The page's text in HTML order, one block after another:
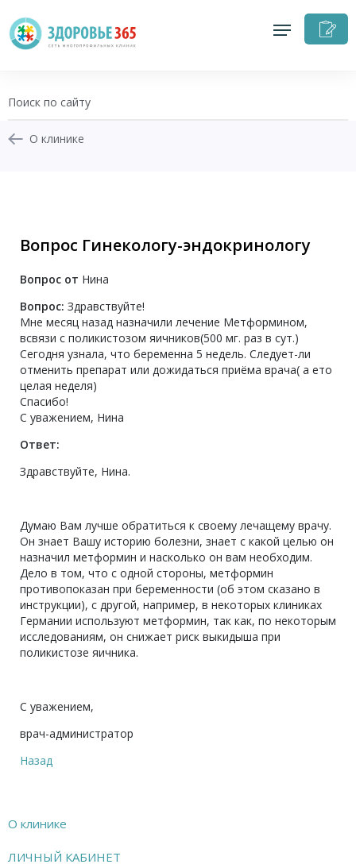
О клинике
Вопрос Гинекологу-эндокринологу
Вопрос от Нина
Вопрос: Здравствуйте!
Мне месяц назад назначили лечение Метформином,
всвязи с поликистозом яичников(500 мг. раз в сут.)
Сегодня узнала, что беременна 5 недель. Следует-ли
отменить препарат или дожидаться приёма врача( а ето
целая неделя)
Спасибо!
С уважением, Нина
Ответ:
Здравствуйте, Нина.
Думаю Вам лучше обратиться к своему лечащему врачу.
Он знает Вашу историю болезни, знает с какой целью он
назначил метформин и насколько он вам необходим.
Дело в том, что с одной стороны, метформин
противопоказан при беременности (об этом сказано в
инструкции), с другой, например, в некоторых клиниках
Германии используют метформин, так как, по некоторым
исследованиям, он снижает риск выкидыша при
поликистозе яичника.
С уважением,
врач-администратор
Назад
О клинике
ЛИЧНЫЙ КАБИНЕТ
Личный кабинет